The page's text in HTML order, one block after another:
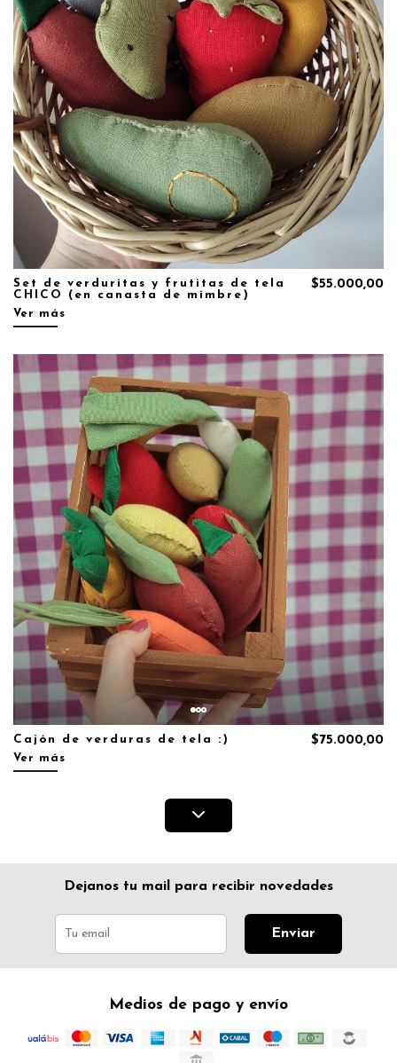
Set de verduritas y frutitas de tela
CHICO (en canasta de mimbre)
$55.000,00
Ver más
Cajón de verduras de tela :) $75.000,00
Ver más
Dejanos tu mail para recibir novedades
Enviar
Medios de pago y envío